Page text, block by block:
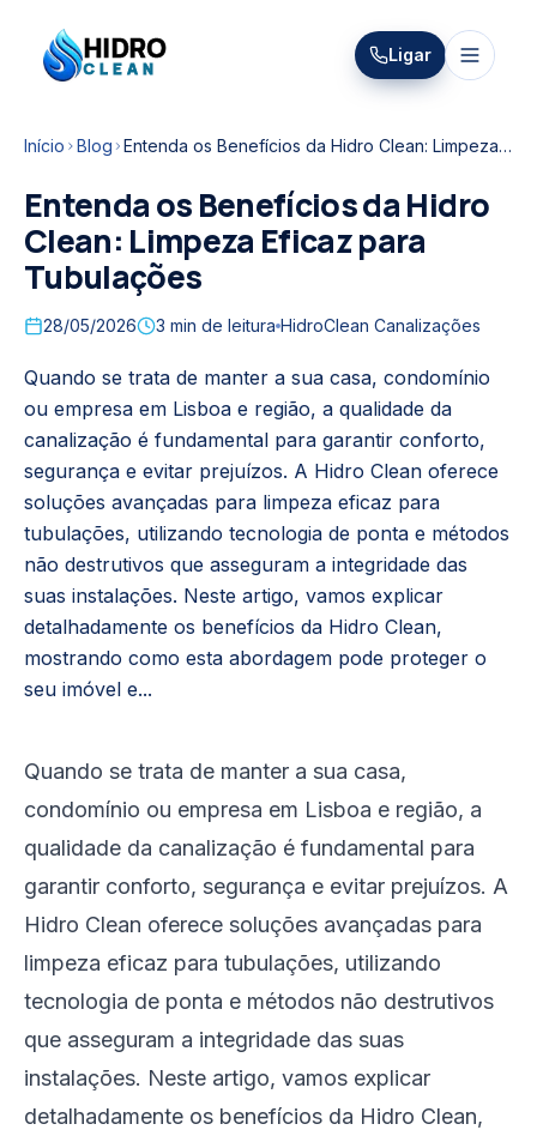
HIDRO
CLEAN
HidroClean Canalizações
Ligar
Início Blog Entenda os Benefícios da Hidro Clean: Limpeza Eficaz para Tubulações
Entenda os Benefícios da Hidro
Clean: Limpeza Eficaz para
Tubulações
28/05/2026 3 min de leitura HidroClean Canalizações
Quando se trata de manter a sua casa, condomínio
ou empresa em Lisboa e região, a qualidade da
canalização é fundamental para garantir conforto,
segurança e evitar prejuízos. A Hidro Clean oferece
soluções avançadas para limpeza eficaz para
tubulações, utilizando tecnologia de ponta e métodos
não destrutivos que asseguram a integridade das
suas instalações. Neste artigo, vamos explicar
detalhadamente os benefícios da Hidro Clean,
mostrando como esta abordagem pode proteger o
seu imóvel e...
Quando se trata de manter a sua casa,
condomínio ou empresa em Lisboa e região, a
qualidade da canalização é fundamental para
garantir conforto, segurança e evitar prejuízos. A
Hidro Clean oferece soluções avançadas para
limpeza eficaz para tubulações, utilizando
tecnologia de ponta e métodos não destrutivos
que asseguram a integridade das suas
instalações. Neste artigo, vamos explicar
detalhadamente os benefícios da Hidro Clean,